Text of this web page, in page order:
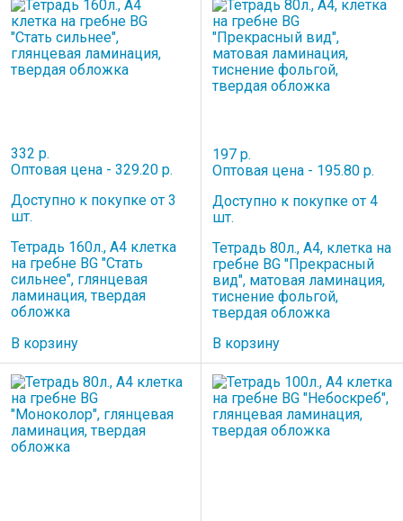
332 р.
Оптовая цена - 329.20 р.
Доступно к покупке от 3
шт.
Тетрадь 160л., А4 клетка
на гребне BG "Стать
сильнее", глянцевая
ламинация, твердая
обложка
В корзину
197 р.
Оптовая цена - 195.80 р.
Доступно к покупке от 4
шт.
Тетрадь 80л., А4, клетка на
гребне BG "Прекрасный
вид", матовая ламинация,
тиснение фольгой,
твердая обложка
В корзину